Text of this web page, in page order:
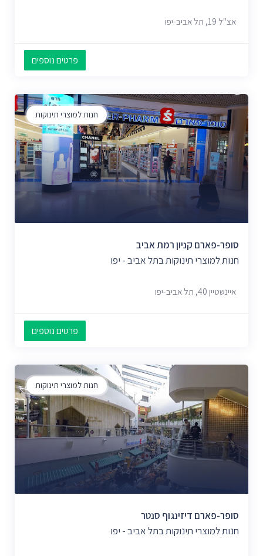
אצ"ל 19, תל אביב-יפו
פרטים נוספים
חנות למוצרי תינוקות
סופר-פארם קניון רמת אביב
חנות למוצרי תינוקות בתל אביב - יפו
איינשטיין 40, תל אביב-יפו
פרטים נוספים
חנות למוצרי תינוקות
סופר-פארם דיזינגוף סנטר
חנות למוצרי תינוקות בתל אביב - יפו